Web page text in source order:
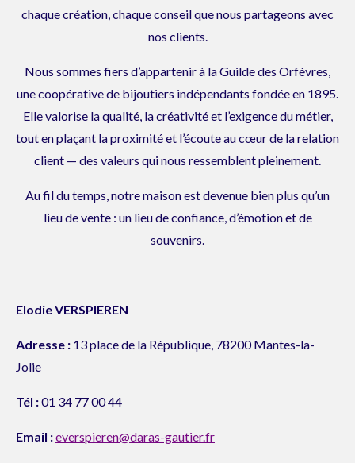
chaque création, chaque conseil que nous partageons avec
nos clients.
Nous sommes fiers d’appartenir à la Guilde des Orfèvres,
une coopérative de bijoutiers indépendants fondée en 1895.
Elle valorise la qualité, la créativité et l’exigence du métier,
tout en plaçant la proximité et l’écoute au cœur de la relation
client — des valeurs qui nous ressemblent pleinement.
Au fil du temps, notre maison est devenue bien plus qu’un
lieu de vente : un lieu de confiance, d’émotion et de
souvenirs.
Elodie VERSPIEREN
Adresse : 13 place de la République, 78200 Mantes-la-
Jolie
Tél :01 34 77 00 44
Email :everspieren@daras-gautier.fr